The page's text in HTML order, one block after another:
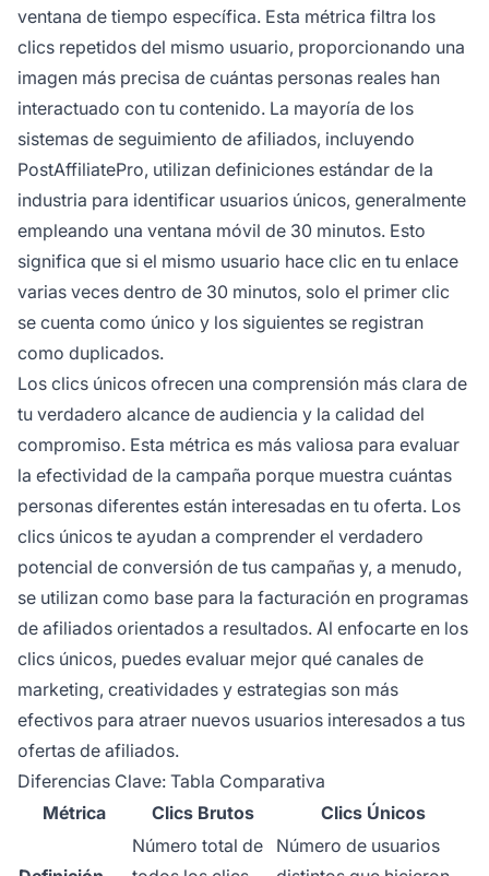
ventana de tiempo específica. Esta métrica filtra los
clics repetidos del mismo usuario, proporcionando una
imagen más precisa de cuántas personas reales han
interactuado con tu contenido. La mayoría de los
sistemas de seguimiento de afiliados, incluyendo
PostAffiliatePro, utilizan definiciones estándar de la
industria para identificar usuarios únicos, generalmente
empleando una ventana móvil de 30 minutos. Esto
significa que si el mismo usuario hace clic en tu enlace
varias veces dentro de 30 minutos, solo el primer clic
se cuenta como único y los siguientes se registran
como duplicados.
Los clics únicos ofrecen una comprensión más clara de
tu verdadero alcance de audiencia y la calidad del
compromiso. Esta métrica es más valiosa para evaluar
la efectividad de la campaña porque muestra cuántas
personas diferentes están interesadas en tu oferta. Los
clics únicos te ayudan a comprender el verdadero
potencial de conversión de tus campañas y, a menudo,
se utilizan como base para la facturación en programas
de afiliados orientados a resultados. Al enfocarte en los
clics únicos, puedes evaluar mejor qué canales de
marketing, creatividades y estrategias son más
efectivos para atraer nuevos usuarios interesados a tus
ofertas de afiliados.
Diferencias Clave: Tabla Comparativa
Métrica
Clics Brutos Clics Únicos
Número total de
Número de usuarios